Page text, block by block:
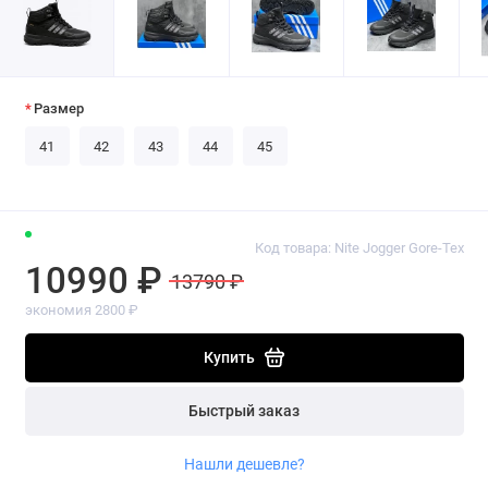
Код товара: Nite Jogger Gore-Tex
10990 ₽ 13790 ₽
экономия 2800 ₽
Купить
Быстрый заказ
Нашли дешевле?
Размер
41 42 43 44 45